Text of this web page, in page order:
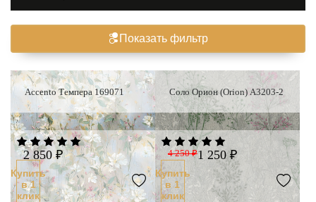
Показать фильтр
Новинка
Accento Темпера 169071
2 850 ₽
Купить
в 1
клик
Соло Орион (Orion) A3203-2
4 250 ₽1 250 ₽
Купить
в 1
клик